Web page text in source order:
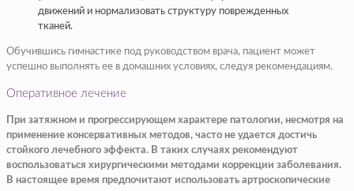
движений и нормализовать структуру поврежденных
тканей.
Обучившись гимнастике под руководством врача, пациент может
успешно выполнять ее в домашних условиях, следуя рекомендациям.
Оперативное лечение
При затяжном и прогрессирующем характере патологии, несмотря на
применение консервативных методов, часто не удается достичь
стойкого лечебного эффекта. В таких случаях рекомендуют
воспользоваться хирургическими методами коррекции заболевания.
В настоящее время предпочитают использовать артроскопические